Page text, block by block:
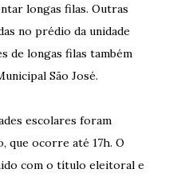
longas filas. Outras
no prédio da unidade
de longas filas também
São José.
escolares foram
que ocorre até 17h. O
com o título eleitoral e